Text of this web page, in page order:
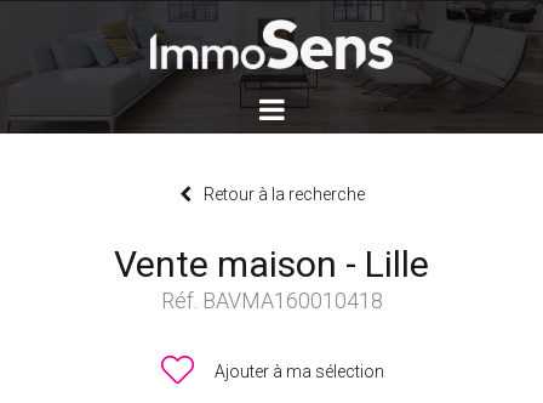
Retour à la recherche
Vente maison - Lille
Réf. BAVMA160010418
Ajouter à ma sélection